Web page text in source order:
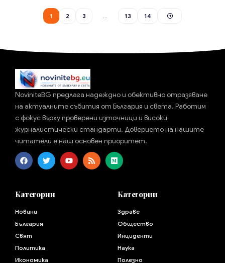
1 2 3 13 14
NoviniteBG предлага надеждно и обективно отразяване
на актуалните събития от България и света. Работим
с фокус върху проверени източници и високи
журналистически стандарти. Доверието на нашите
читатели е наш основен приоритет.
Категории
Новини
България
Свят
Политика
Икономика
Категории
Здраве
Общество
Инциденти
Наука
Полезно